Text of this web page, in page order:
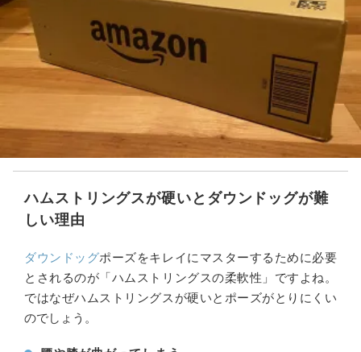
ハムストリングスが硬いとダウンドッグが難
しい理由
ダウンドッグポーズをキレイにマスターするために必要
とされるのが「ハムストリングスの柔軟性」ですよね。
ではなぜハムストリングスが硬いとポーズがとりにくい
のでしょう。